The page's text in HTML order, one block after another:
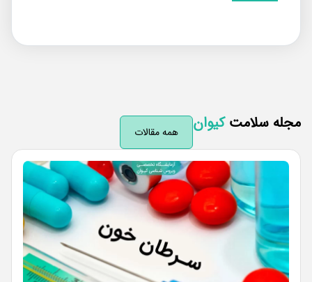
سلامتکیوان همه مقالات